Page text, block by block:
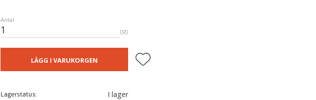
Antal
st
LÄGG I VARUKORGEN Lägg till i favoriter
Lagerstatus
I lager